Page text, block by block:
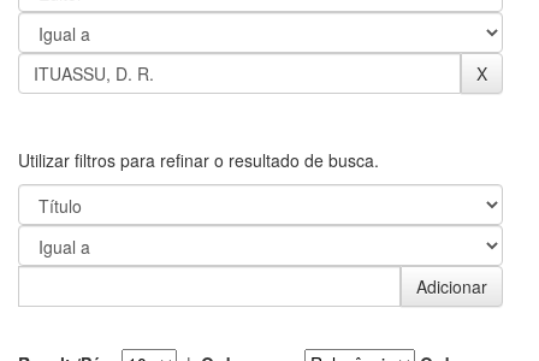
Utilizar filtros para refinar o resultado de busca.